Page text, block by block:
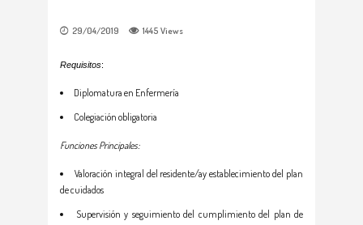
29/04/2019 1445 Views
Requisitos:
Diplomatura en Enfermería
Colegiación obligatoria
Funciones Principales:
Valoración integral del residente/ay establecimiento del plan
de cuidados
Supervisión y seguimiento del cumplimiento del plan de